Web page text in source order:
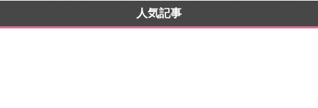
人気記事